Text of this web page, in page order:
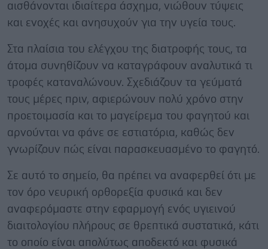
αισθάνονται ιδιαίτερα άσχημα, νιώθουν τύψεις
και ενοχές και ανησυχούν για την υγεία τους.
Στα πλαίσια του ελέγχου της διατροφής τους, τα
άτομα συνηθίζουν να καταγράφουν αναλυτικά τι
τροφές καταναλώνουν. Σχεδιάζουν τα γεύματά
τους μέρες πριν, αφιερώνουν πολύ χρόνο στην
προετοιμασία και το μαγείρεμα του φαγητού και
αρνούνται να φάνε σε εστιατόρια, καθώς δεν
γνωρίζουν πώς είναι παρασκευασμένο το φαγητό.
Σε αυτό το σημείο, θα πρέπει να αναφερθεί ότι με
τον όρο νευρική ορθορεξία φυσικά και δεν
αναφερόμαστε στην εφαρμογή ενός υγιεινού
διαιτολογίου πλήρους σε θρεπτικά συστατικά, κάτι
το οποίο είναι απολύτως αποδεκτό και φυσικά